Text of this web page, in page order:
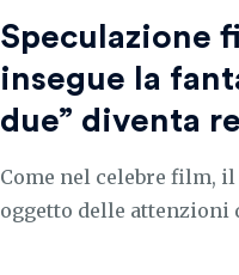
Speculazione
insegue la
due” diventa
Come nel celebre film,
oggetto delle